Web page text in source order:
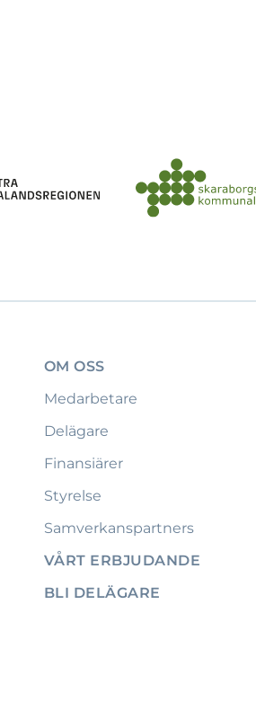
OM OSS
Medarbetare
Delägare
Finansiärer
Styrelse
Samverkanspartners
VÅRT ERBJUDANDE
BLI DELÄGARE